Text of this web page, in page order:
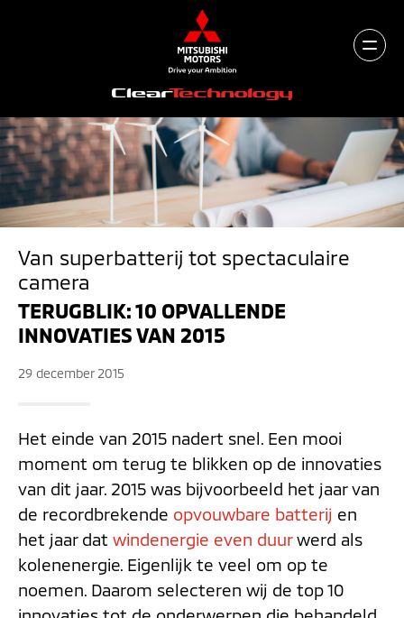
Van superbatterij tot spectaculaire
camera
TERUGBLIK: 10 OPVALLENDE
INNOVATIES VAN 2015
29 december 2015
Het einde van 2015 nadert snel. Een mooi
moment om terug te blikken op de innovaties
van dit jaar. 2015 was bijvoorbeeld het jaar van
de recordbrekende opvouwbare batterij en
het jaar dat windenergie even duurwerd als
kolenenergie. Eigenlijk te veel om op te
noemen. Daarom selecteren wij de top 10